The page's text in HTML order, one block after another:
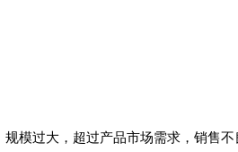
模过大，超过产品市场需求，销售